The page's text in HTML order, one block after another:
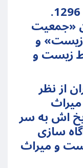
.خانم مه لقا ملاح زاده متولد 1296
«جمعیت
زیست» و
زیست و
از نظر
اش به سر
سازی
و میراث